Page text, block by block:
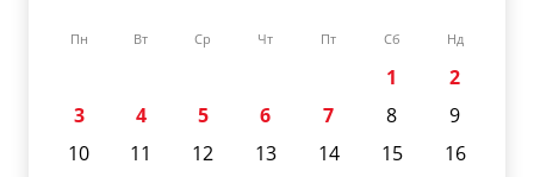
Пн Вт Ср Чт Пт Сб Нд
1
2
3
4 5 6 7 8
9
10
11 12 13 14 15
16